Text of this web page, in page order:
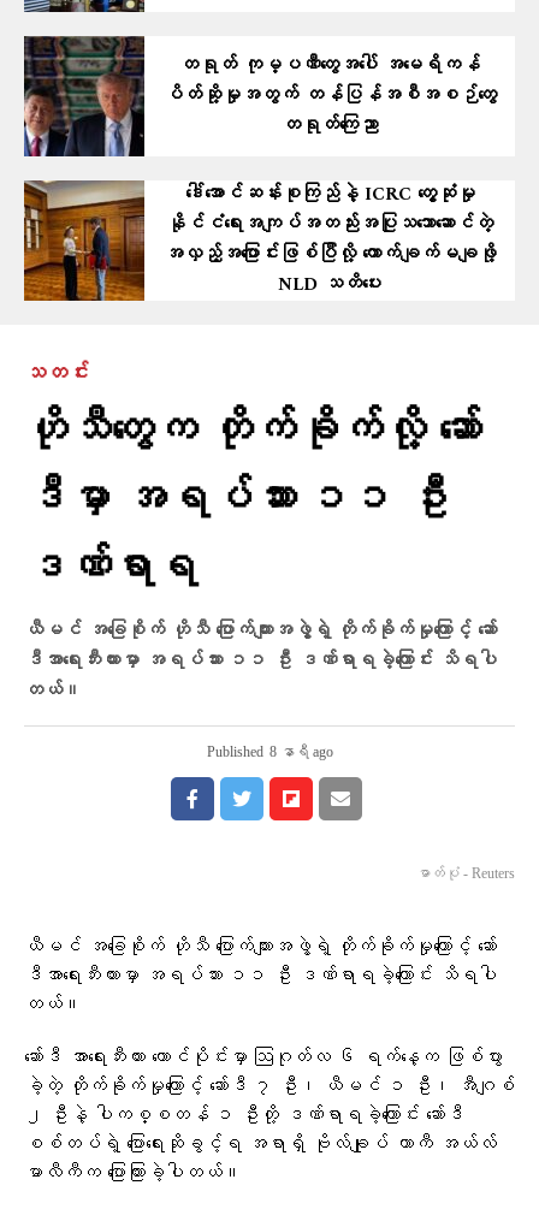
တရုတ် ကုမ္ပဏီတွေအပေါ် အမေရိကန်
ပိတ်ဆို့မှုအတွက် တန်ပြန်အစီအစဉ်တွေ
တရုတ်ကြေညာ
ဒေါ်အောင်ဆန်းစုကြည်နဲ့ ICRC တွေ့ဆုံမှု
နိုင်ငံရေးအကျပ်အတည်းအပြုသဘောဆောင်တဲ့
အလှည့်အပြောင်းဖြစ်ပြီလို့ ကောက်ချက်မချဖို့
NLD သတိပေး
သတင်း
ဟိုသီတွေက တိုက်ခိုက်လို့ ဆော်
ဒီမှာ အရပ်သား ၁၁ ဦး
ဒဏ်ရာရ
ယီမင် အခြေစိုက် ဟိုသီ ပြောက်ကျားအဖွဲ့ရဲ့ တိုက်ခိုက်မှုကြောင့် ဆော်
ဒီအာရေးဘီးယားမှာ အရပ်သား ၁၁ ဦး ဒဏ်ရာရခဲ့ကြောင်း သိရပါ
တယ်။
Published 8 နာရီ ago
ဓာတ်ပုံ - Reuters
ယီမင် အခြေစိုက် ဟိုသီ ပြောက်ကျားအဖွဲ့ရဲ့ တိုက်ခိုက်မှုကြောင့် ဆော်
ဒီအာရေးဘီးယားမှာ အရပ်သား ၁၁ ဦး ဒဏ်ရာရခဲ့ကြောင်း သိရပါ
တယ်။
ဆော်ဒီ အာရေးဘီးယား တောင်ပိုင်းမှာ ဩဂုတ်လ ၆ ရက်နေ့က ဖြစ်ပွား
ခဲ့တဲ့ တိုက်ခိုက်မှုကြောင့် ဆော်ဒီ ၇ ဦး၊ ယီမင် ၁ ဦး၊ အီဂျစ်
၂ ဦးနဲ့ ပါကစ္စတန် ၁ ဦးတို့ ဒဏ်ရာရခဲ့ကြောင်း ဆော်ဒီ
စစ်တပ်ရဲ့ ပြောရေးဆိုခွင့်ရ အရာရှိ ဗိုလ်ချုပ် တာကီ အယ်လ်
မာလီကီက ပြောကြားခဲ့ပါတယ်။